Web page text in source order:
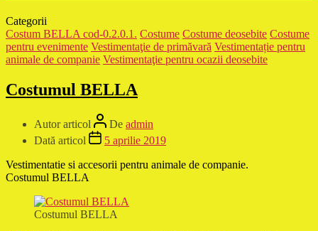
Categorii
Costum BELLA cod-0.2.0.1. Costume Costume deosebite Costume
pentru evenimente Vestimentaţie de primăvară Vestimentație pentru
animale de companie Vestimentaţie pentru ocazii deosebite
Costumul BELLA
Autor articol De admin
Dată articol
5 aprilie 2019
Vestimentatie si accesorii pentru animale de companie.
Costumul BELLA
Costumul BELLA